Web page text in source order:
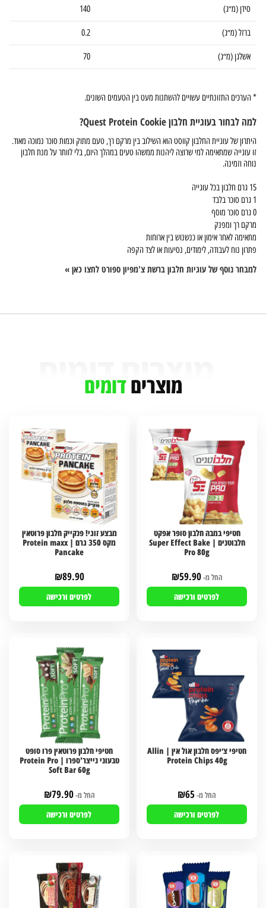
סידן (מ״ג) 140
ברזל (מ״ג) 0.2
אשלגן (מ״ג) 70
* הערכים התזונתיים עשויים להשתנות מעט בין הטעמים השונים.
למה לבחור בעוגיית חלבון Quest Protein Cookie?
היתרון של עוגיית החלבון קווסט הוא השילוב בין מרקם רך, טעם מתוק וכמות סוכר נמוכה מאוד.
זו עוגייה שמתאימה למי שרוצה ליהנות ממשהו טעים במהלך היום, בלי לוותר על מנת חלבון
נוחה וזמינה.
15 גרם חלבון בכל עוגייה
1 גרם סוכר בלבד
0 גרם סוכר מוסף
מרקם רך ומפנק
מתאימה לאחר אימון או כנשנוש בין ארוחות
פתרון נוח לעבודה, לימודים, נסיעות או לצד הקפה
למבחר נוסף של עוגיות חלבון ברשת צ'מפיון ספורט לחצו כאן »
מוצריםדומים
חטיפי במבה חלבון סופר אפקט
חלבוטנים | Super Effect Bake
Pro 80g
החל מ- ₪59.90
לפרטים ורכישה
מבצע זוגי! פנקייק חלבון פרוטאין
מקס 350 גרם | Protein maxx
Pancake
₪89.90
לפרטים ורכישה
חטיפי צ׳יפס חלבון אול אין | Allin
Protein Chips 40g
החל מ- ₪65
לפרטים ורכישה
חטיפי חלבון פרוטאין פרו סופט
טבעוני נייצר'ספרו | Protein Pro
Soft Bar 60g
החל מ- ₪79.90
לפרטים ורכישה